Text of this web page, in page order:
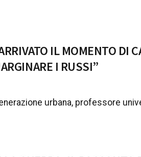
IL MOMENTO DI
I RUSSI”
urbana, professore